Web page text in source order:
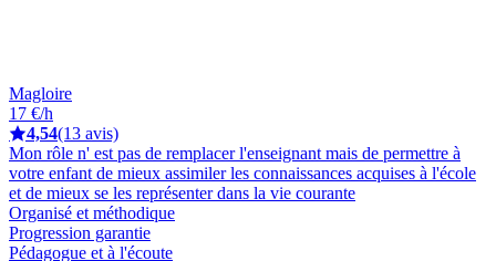
Magloire
17 €/h
4,54(13 avis)
Mon rôle n' est pas de remplacer l'enseignant mais de permettre à
votre enfant de mieux assimiler les connaissances acquises à l'école
et de mieux se les représenter dans la vie courante
Organisé et méthodique
Progression garantie
Pédagogue et à l'écoute